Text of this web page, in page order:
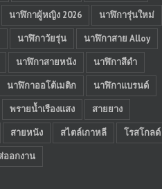
นาฬิกาผู้หญิง 2026
นาฬิการุ่นใหม่
นาฬิกาวัยรุ่น
นาฬิกาสาย Alloy
นาฬิกาสายหนัง
นาฬิกาสีดำ
นาฬิกาออโต้เมติก
นาฬิกาแบรนด์
พรายน้ำเรืองแสง
สายยาง
สายหนัง สไตล์เกาหลี
โรสโกลด์
ออกงาน